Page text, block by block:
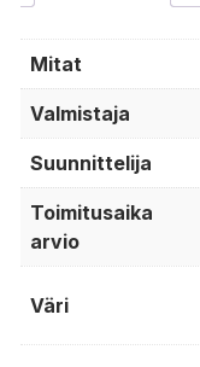
Mitat
Valmistaja
Suunnittelija
Toimitusaika
arvio
Väri